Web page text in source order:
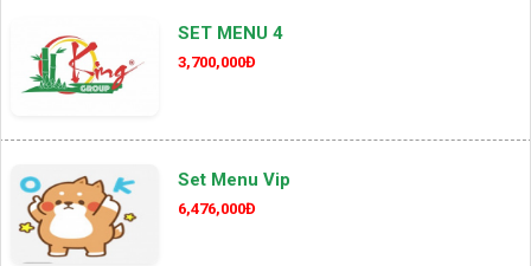
SET MENU 4
3,700,000Đ
Set Menu Vip
6,476,000Đ